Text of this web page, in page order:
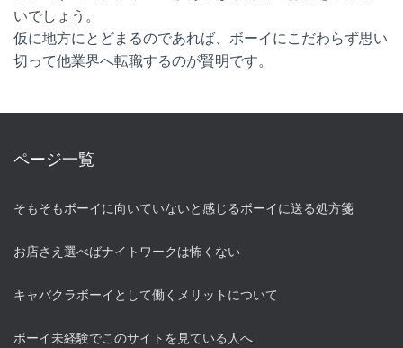
いでしょう。
仮に地方にとどまるのであれば、ボーイにこだわらず思い
切って他業界へ転職するのが賢明です。
ページ一覧
そもそもボーイに向いていないと感じるボーイに送る処方箋
お店さえ選べばナイトワークは怖くない
キャバクラボーイとして働くメリットについて
ボーイ未経験でこのサイトを見ている人へ